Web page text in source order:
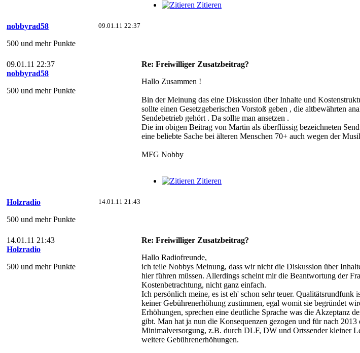
Zitieren
09.01.11 22:37
nobbyrad58
500 und mehr Punkte
09.01.11 22:37
nobbyrad58
500 und mehr Punkte
Re: Freiwilliger Zusatzbeitrag?
Hallo Zusammen !
Bin der Meinung das eine Diskussion über Inhalte und
sollte einen Gesetzgeberischen Vorstoß geben , die altbewährten
Sendebetrieb gehört . Da sollte man ansetzen .
Die im obigen Beitrag von Martin als überflüssig bezeichneten
eine beliebte Sache bei älteren Menschen 70+ auch wegen der
MFG Nobby
Zitieren
14.01.11 21:43
Holzradio
500 und mehr Punkte
14.01.11 21:43
Holzradio
500 und mehr Punkte
Re: Freiwilliger Zusatzbeitrag?
Hallo Radiofreunde,
ich teile Nobbys Meinung, dass wir nicht die Diskussion über
hier führen müssen. Allerdings scheint mir die Beantwortung der
Kostenbetrachtung, nicht ganz einfach.
Ich persönlich meine, es ist eh' schon sehr teuer.
keiner Gebührenerhöhung zustimmen, egal womit sie begründet
Erhöhungen, sprechen eine deutliche Sprache was die Akzeptanz
gibt. Man hat ja nun die Konsequenzen gezogen und für nach
Minimalversorgung, z.B. durch DLF, DW und Ortssender kleiner
weitere Gebührenerhöhungen.